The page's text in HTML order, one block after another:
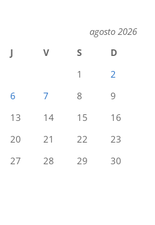
agosto 2026
J V S
D
1
2
6 7 8
9
13 14 15
16
20 21 22
23
27 28 29
30